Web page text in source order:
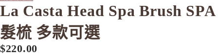
SHIRO
La Casta Head Spa Brush SPA
髮梳 多款可選
$220.00